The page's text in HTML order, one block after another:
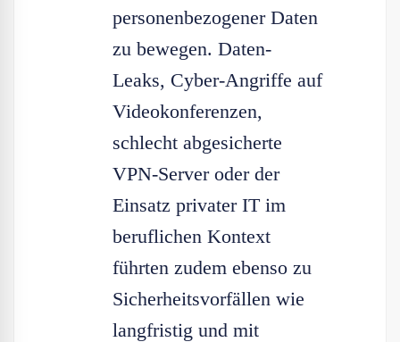
personenbezogener Daten
zu bewegen. Daten-
Leaks, Cyber-Angriffe auf
Videokonferenzen,
schlecht abgesicherte
VPN-Server oder der
Einsatz privater IT im
beruflichen Kontext
führten zudem ebenso zu
Sicherheitsvorfällen wie
langfristig und mit